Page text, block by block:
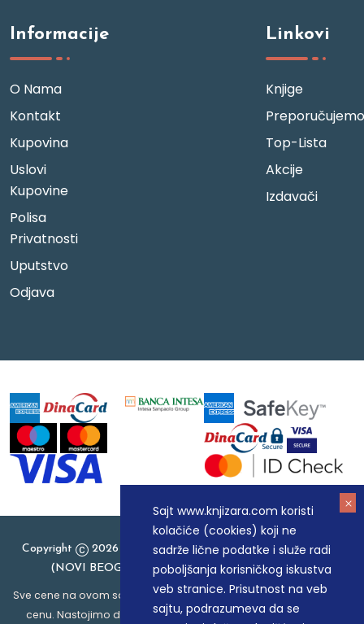
Sajt www.knjizara.com koristi
kolačiće (cookies) koji ne
sadrže lične podatke i služe radi
poboljšanja korisničkog iskustva
veb stranice. Prisutnost na veb
sajtu, podrazumeva da se
Informacije
O Nama
Kontakt
Kupovina
Uslovi
Kupovine
Polisa
Privatnosti
Uputstvo
Odjava
Linkovi
Knjige
Preporučujemo
Top-Lista
Akcije
Izdavači
Copyright
2026 Knjizara.com - MAKART DOO BEOGRAD
(NOVI BEOGRAD), PIB: 105184104, MB: 20337524
Sve cene na ovom sajtu iskazane su u dinarima. PDV je uračunat u
cenu. Nastojimo da budemo što precizniji u opisu proizvoda,